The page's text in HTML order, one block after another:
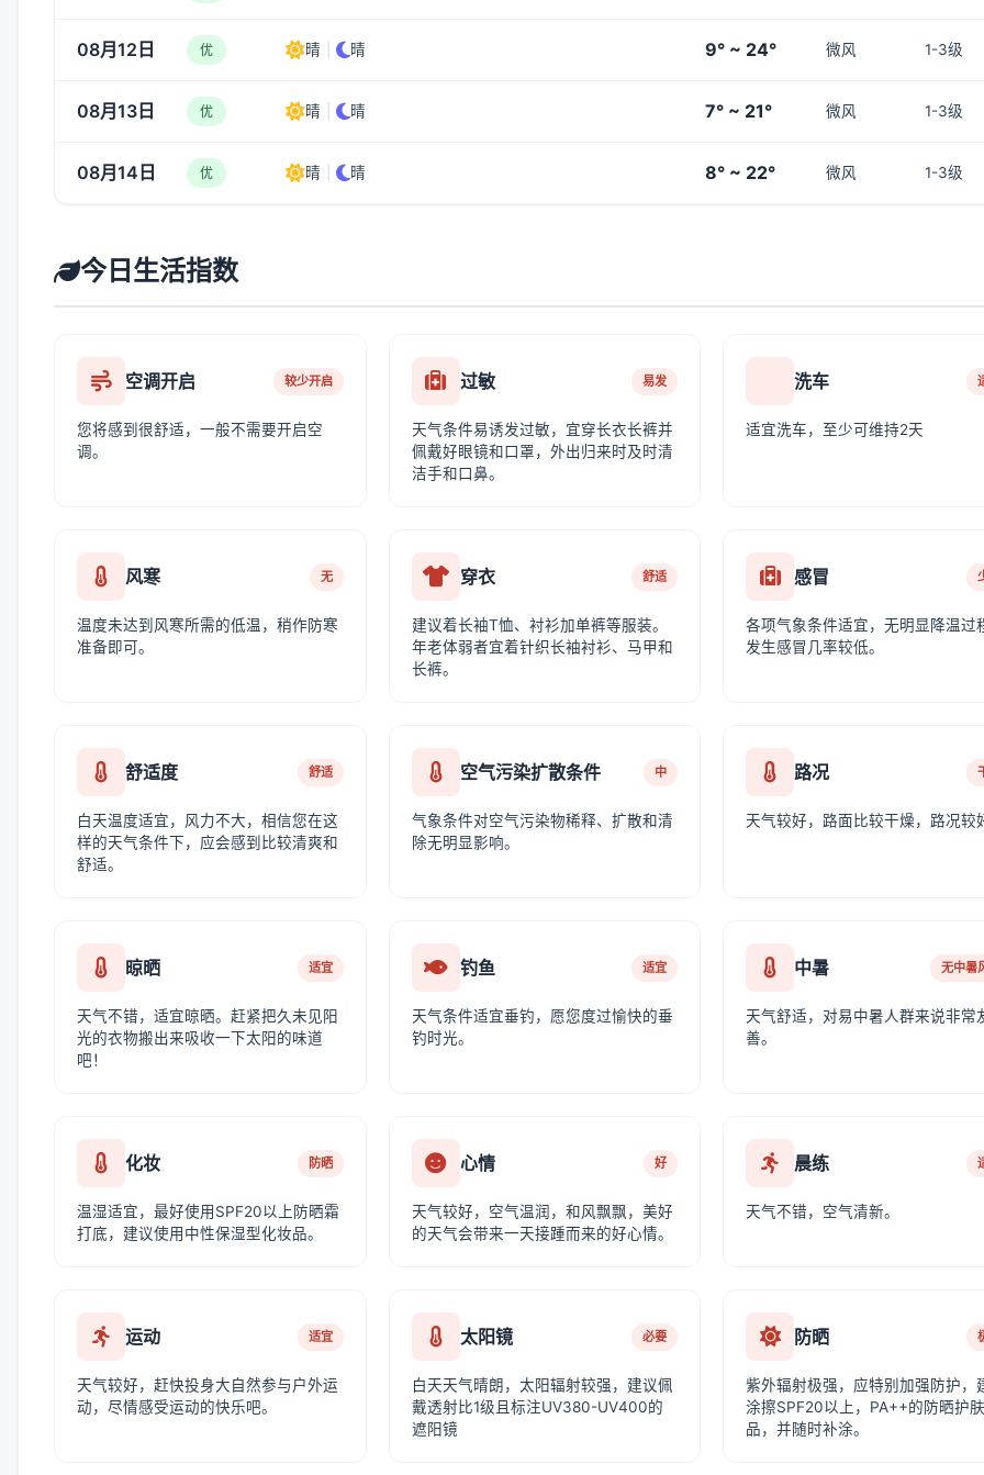
08月12日 优 晴 晴 9° ~ 24° 微风 1-3级
08月13日 优 晴 晴 7° ~ 21° 微风 1-3级
08月14日 优 晴 晴 8° ~ 22° 微风 1-3级
今日生活指数
空调开启 较少开启
您将感到很舒适，一般不需要开启空
调。
过敏 易发
天气条件易诱发过敏，宜穿长衣长裤并
佩戴好眼镜和口罩，外出归来时及时清
洁手和口鼻。
洗车
适宜洗车，至少可维持2天
风寒 无
温度未达到风寒所需的低温，稍作防寒
准备即可。
穿衣 舒适
建议着长袖T恤、衬衫加单裤等服装。
年老体弱者宜着针织长袖衬衫、马甲和
长裤。
感冒
各项气象条件适宜，无明显降温过
发生感冒几率较低。
舒适度 舒适
白天温度适宜，风力不大，相信您在这
样的天气条件下，应会感到比较清爽和
舒适。
空气污染扩散条件 中
气象条件对空气污染物稀释、扩散和清
除无明显影响。
路况
天气较好，路面比较干燥，路况较
晾晒 适宜
天气不错，适宜晾晒。赶紧把久未见阳
光的衣物搬出来吸收一下太阳的味道
吧！
钓鱼 适宜
天气条件适宜垂钓，愿您度过愉快的垂
钓时光。
中暑 无中暑
天气舒适，对易中暑人群来说非常
善。
化妆 防晒
温湿适宜，最好使用SPF20以上防晒霜
打底，建议使用中性保湿型化妆品。
心情 好
天气较好，空气温润，和风飘飘，美好
的天气会带来一天接踵而来的好心情。
晨练
天气不错，空气清新。
运动 适宜
天气较好，赶快投身大自然参与户外运
动，尽情感受运动的快乐吧。
太阳镜 必要
白天天气晴朗，太阳辐射较强，建议佩
戴透射比1级且标注UV380-UV400的
遮阳镜
防晒
紫外辐射极强，应特别加强防护，
涂擦SPF20以上，PA++的防晒护
品，并随时补涂。